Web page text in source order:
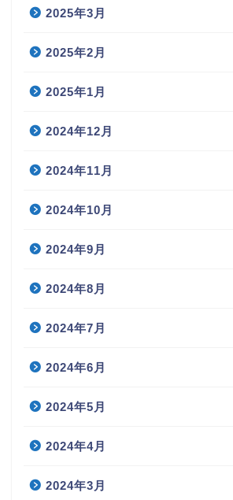
2025年3月
2025年2月
2025年1月
2024年12月
2024年11月
2024年10月
2024年9月
2024年8月
2024年7月
2024年6月
2024年5月
2024年4月
2024年3月